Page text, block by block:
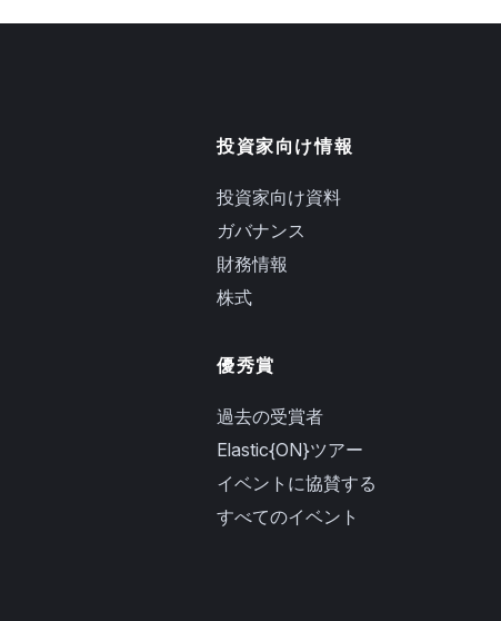
投資家向け情報
投資家向け資料
ガバナンス
財務情報
株式
優秀賞
過去の受賞者
Elastic{ON}ツアー
イベントに協賛する
すべてのイベント